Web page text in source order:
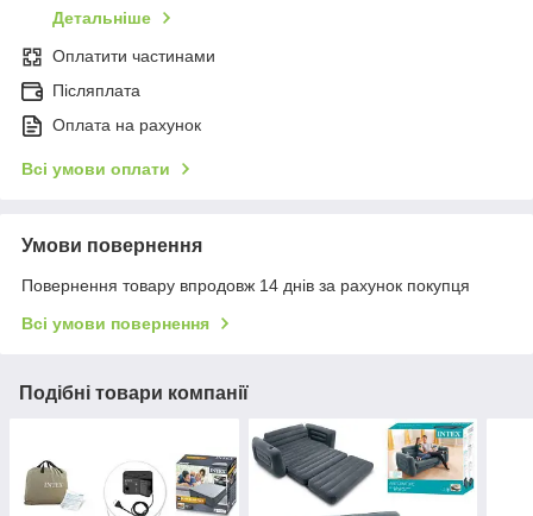
Детальніше
Оплатити частинами
Післяплата
Оплата на рахунок
Всі умови оплати
Умови повернення
Повернення товару впродовж 14 днів за рахунок покупця
Всі умови повернення
Подібні товари компанії